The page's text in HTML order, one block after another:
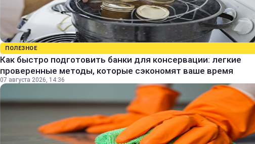
ПОЛЕЗНОЕ
Как быстро подготовить банки для консервации: легкие
проверенные методы, которые сэкономят ваше время
07 августа 2026, 14:36